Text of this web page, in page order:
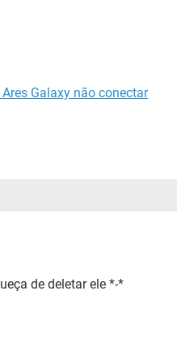
Galaxy não conectar
de deletar ele *-*